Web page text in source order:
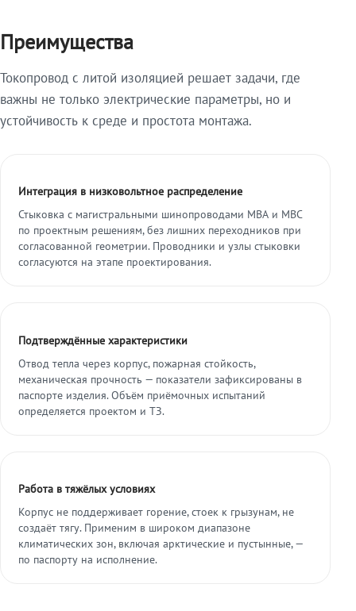
Преимущества
Токопровод с литой изоляцией решает задачи, где
важны не только электрические параметры, но и
устойчивость к среде и простота монтажа.
Интеграция в низковольтное распределение
Стыковка с магистральными шинопроводами МВА и МВС
по проектным решениям, без лишних переходников при
согласованной геометрии. Проводники и узлы стыковки
согласуются на этапе проектирования.
Подтверждённые характеристики
Отвод тепла через корпус, пожарная стойкость,
механическая прочность — показатели зафиксированы в
паспорте изделия. Объём приёмочных испытаний
определяется проектом и ТЗ.
Работа в тяжёлых условиях
Корпус не поддерживает горение, стоек к грызунам, не
создаёт тягу. Применим в широком диапазоне
климатических зон, включая арктические и пустынные, —
по паспорту на исполнение.